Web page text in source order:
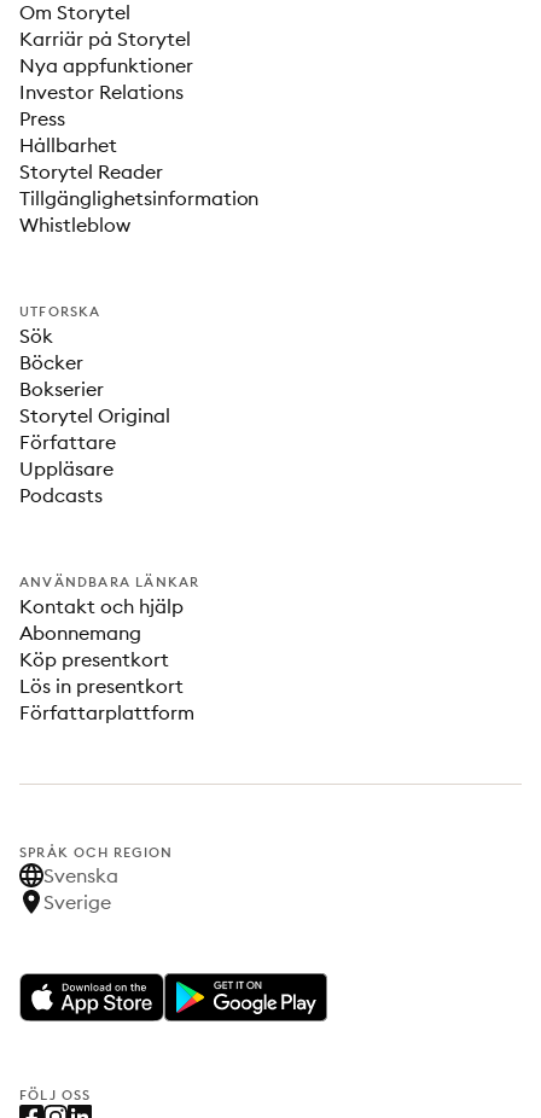
Om Storytel
Karriär på Storytel
Nya appfunktioner
Investor Relations
Press
Hållbarhet
Storytel Reader
Tillgänglighetsinformation
Whistleblow
UTFORSKA
Sök
Böcker
Bokserier
Storytel Original
Författare
Uppläsare
Podcasts
ANVÄNDBARA LÄNKAR
Kontakt och hjälp
Abonnemang
Köp presentkort
Lös in presentkort
Författarplattform
SPRÅK OCH REGION
Svenska
Sverige
FÖLJ OSS